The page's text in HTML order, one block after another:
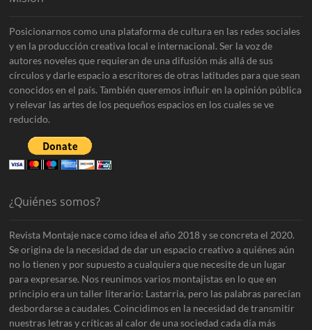
Posicionarnos como una plataforma de cultura en las redes sociales
y en la producción creativa local e internacional. Ser la voz de
autores noveles que requieran de una difusión más allá de sus
círculos y darle espacio a escritores de otras latitudes para que sean
conocidos en el país. También queremos influir en la opinión pública
y relevar las artes de los pequeños espacios en los cuales se ve
reducido.
¿Quiénes somos?
Revista Montaje nace como idea el año 2018 y se concreta el 2020.
Se origina de la necesidad de dar un espacio creativo a quiénes aún
no lo tienen y por supuesto a cualquiera que necesite de un lugar
para expresarse. Nos reunimos varios montajistas en lo que en
principio era un taller literario: Lastarria, pero las palabras parecían
desbordarse a caudales. Coincidimos en la necesidad de transmitir
nuestras letras y críticas al calor de una sociedad cada día más